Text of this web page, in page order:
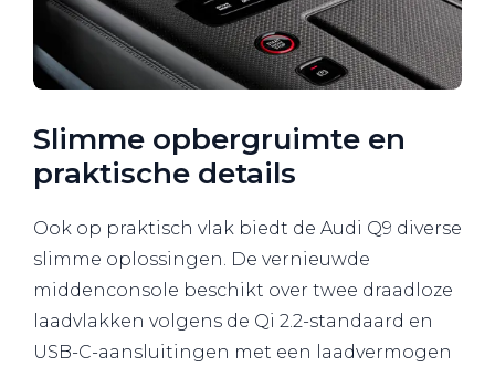
Slimme opbergruimte en
praktische details
Ook op praktisch vlak biedt de Audi Q9 diverse
slimme oplossingen. De vernieuwde
middenconsole beschikt over twee draadloze
laadvlakken volgens de Qi 2.2-standaard en
USB-C-aansluitingen met een laadvermogen